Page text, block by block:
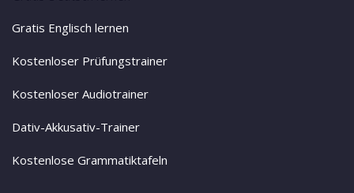
Gratis Englisch lernen
Kostenloser Prüfungstrainer
Kostenloser Audiotrainer
Dativ-Akkusativ-Trainer
Kostenlose Grammatiktafeln